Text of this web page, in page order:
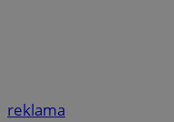
reklama